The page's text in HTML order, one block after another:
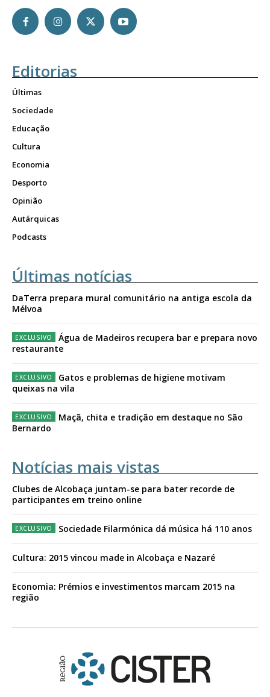
Editorias
Últimas
Sociedade
Educação
Cultura
Economia
Desporto
Opinião
Autárquicas
Podcasts
Últimas notícias
DaTerra prepara mural comunitário na antiga escola da
Mélvoa
Água de Madeiros recupera bar e prepara novo
restaurante
Gatos e problemas de higiene motivam
queixas na vila
Maçã, chita e tradição em destaque no São
Bernardo
Notícias mais vistas
Clubes de Alcobaça juntam-se para bater recorde de
participantes em treino online
Sociedade Filarmónica dá música há 110 anos
Cultura: 2015 vincou made in Alcobaça e Nazaré
Economia: Prémios e investimentos marcam 2015 na
região